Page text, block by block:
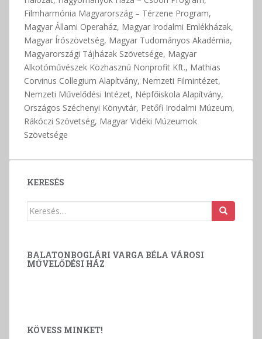
Filmharmónia Magyarország – Térzene Program,
Magyar Állami Operaház, Magyar Irodalmi Emlékházak,
Magyar Írószövetség, Magyar Tudományos Akadémia,
Magyarországi Tájházak Szövetsége, Magyar
Alkotóművészek Közhasznú Nonprofit Kft., Mathias
Corvinus Collegium Alapítvány, Nemzeti Filmintézet,
Nemzeti Művelődési Intézet, Népfőiskola Alapítvány,
Országos Széchenyi Könyvtár, Petőfi Irodalmi Múzeum,
Rákóczi Szövetség, Magyar Vidéki Múzeumok
Szövetsége
KERESÉS
Keresés:
BALATONBOGLÁRI VARGA BÉLA VÁROSI
MŰVELŐDÉSI HÁZ
KÖVESS MINKET!